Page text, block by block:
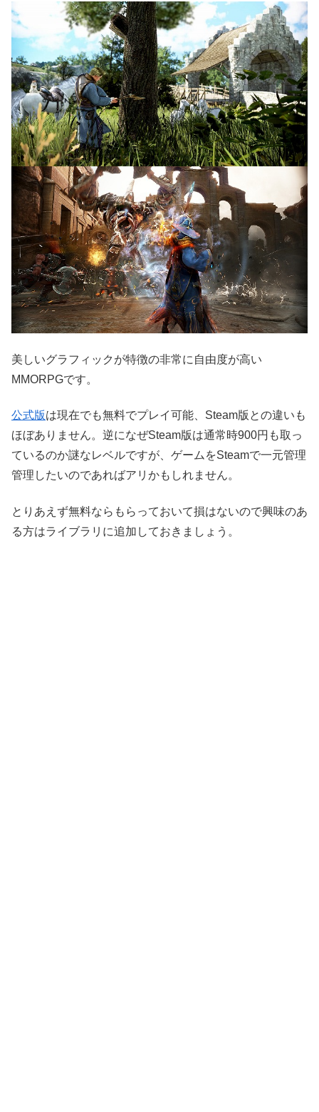
美しいグラフィックが特徴の非常に自由度が高い
MMORPGです。
公式版は現在でも無料でプレイ可能、Steam版との違いも
ほぼありません。逆になぜSteam版は通常時900円も取っ
ているのか謎なレベルですが、ゲームをSteamで一元管理
管理したいのであればアリかもしれません。
とりあえず無料ならもらっておいて損はないので興味のあ
る方はライブラリに追加しておきましょう。